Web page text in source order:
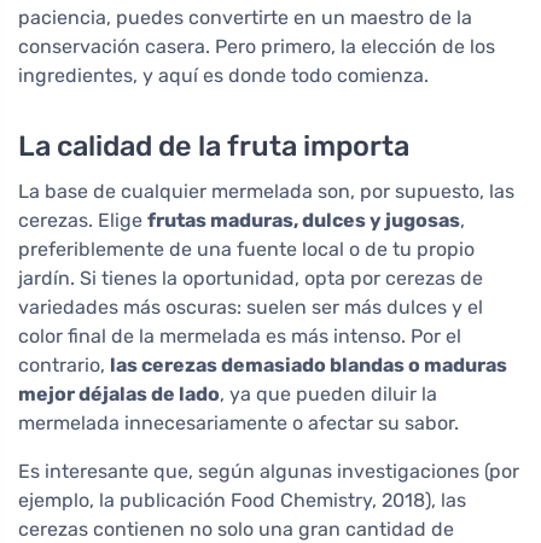
paciencia, puedes convertirte en un maestro de la
conservación casera. Pero primero, la elección de los
ingredientes, y aquí es donde todo comienza.
La calidad de la fruta importa
La base de cualquier mermelada son, por supuesto, las
cerezas. Elige frutas maduras, dulces y jugosas,
preferiblemente de una fuente local o de tu propio
jardín. Si tienes la oportunidad, opta por cerezas de
variedades más oscuras: suelen ser más dulces y el
color final de la mermelada es más intenso. Por el
contrario, las cerezas demasiado blandas o maduras
mejor déjalas de lado, ya que pueden diluir la
mermelada innecesariamente o afectar su sabor.
Es interesante que, según algunas investigaciones (por
ejemplo, la publicación Food Chemistry, 2018), las
cerezas contienen no solo una gran cantidad de